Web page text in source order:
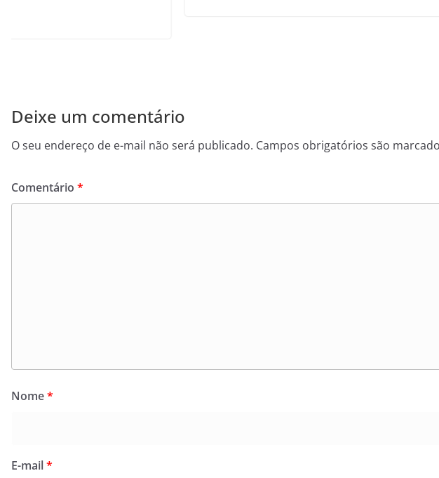
Deixe um comentário
O seu endereço de e-mail não será publicado. Campos obrigatórios são
Comentário *
Nome*
E-mail*